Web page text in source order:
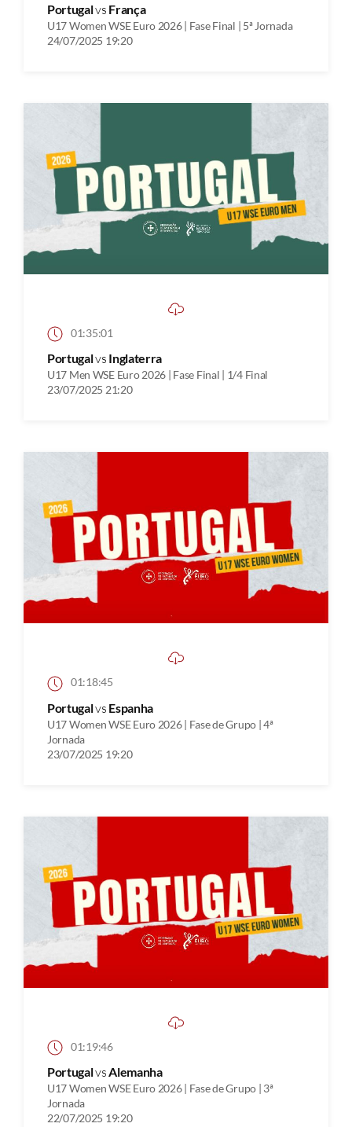
Portugalvs França
U17 Women WSE Euro 2026 | Fase Final | 5ª Jornada
24/07/2025 19:20
01:35:01
Portugalvs Inglaterra
U17 Men WSE Euro 2026 | Fase Final | 1/4 Final
23/07/2025 21:20
01:18:45
Portugalvs Espanha
U17 Women WSE Euro 2026 | Fase de Grupo | 4ª
Jornada
23/07/2025 19:20
01:19:46
PortugalvsAlemanha
U17 Women WSE Euro 2026 | Fase de Grupo | 3ª
Jornada
22/07/2025 19:20